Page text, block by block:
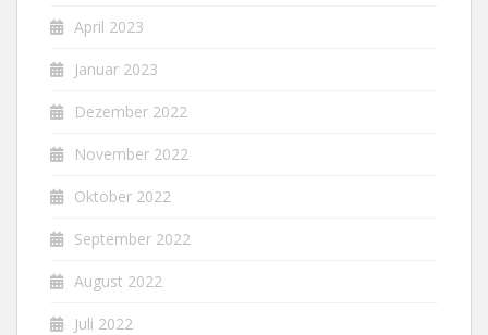
April 2023
Januar 2023
Dezember 2022
November 2022
Oktober 2022
September 2022
August 2022
Juli 2022